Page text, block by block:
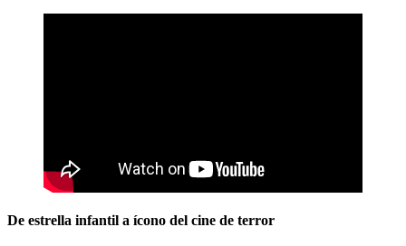
De estrella infantil a ícono del cine de terror